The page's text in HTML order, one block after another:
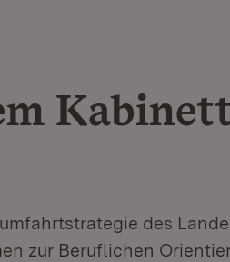
des
zur Beruflichen